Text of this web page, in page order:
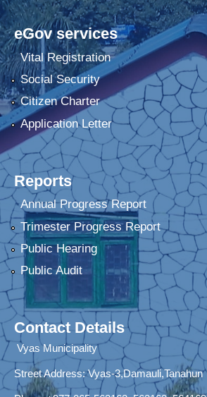
eGov services
Vital Registration
Social Security
Citizen Charter
Application Letter
Reports
Annual Progress Report
Trimester Progress Report
Public Hearing
Public Audit
Contact Details
Vyas Municipality
Street Address:Vyas-3,Damauli,Tanahun